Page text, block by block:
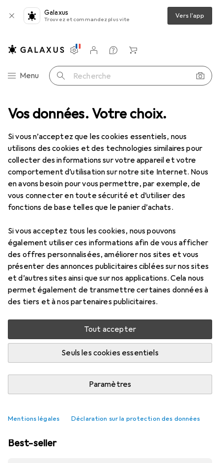
Vos données. Votre choix.
Si vous n’acceptez que les cookies essentiels, nous
utilisons des cookies et des technologies similaires pour
collecter des informations sur votre appareil et votre
comportement d’utilisation sur notre site Internet. Nous
en avons besoin pour vous permettre, par exemple, de
vous connecter en toute sécurité et d’utiliser des
fonctions de base telles que le panier d’achats.
Si vous acceptez tous les cookies, nous pouvons
également utiliser ces informations afin de vous afficher
des offres personnalisées, améliorer nos sites et vous
présenter des annonces publicitaires ciblées sur nos sites
et d’autres sites ainsi que sur nos applications. Cela nous
permet également de transmettre certaines données à
des tiers et à nos partenaires publicitaires.
Tout accepter
Seuls les cookies essentiels
Paramètres
Mentions légales Déclaration sur la protection des données
Galaxus
Trouvez et commandez plus vite Vers l'app
Navigation par catégorie
Menu Recherche
Paramètres
Compte client
Listes de comparaison
Listes d'envies
Panier
Composants PC Stockage Accessoires de stockage
Accessoires de stockage
DécouvrirForum
Nouveautés + tendances
Chiffrement sur Ugreen NAS – UGOS
Pro arrive à maturité
Best-seller